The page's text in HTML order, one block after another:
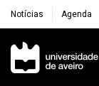
Notícias Agenda